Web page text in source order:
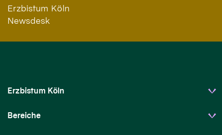
Erzbistum Köln
Newsdesk
Erzbistum Köln
Bereiche